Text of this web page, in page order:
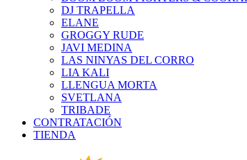
DJ TRAPELLA
ELANE
GROGGY RUDE
JAVI MEDINA
LAS NINYAS DEL CORRO
LIA KALI
LLENGUA MORTA
SVETLANA
TRIBADE
CONTRATACIÓN
TIENDA